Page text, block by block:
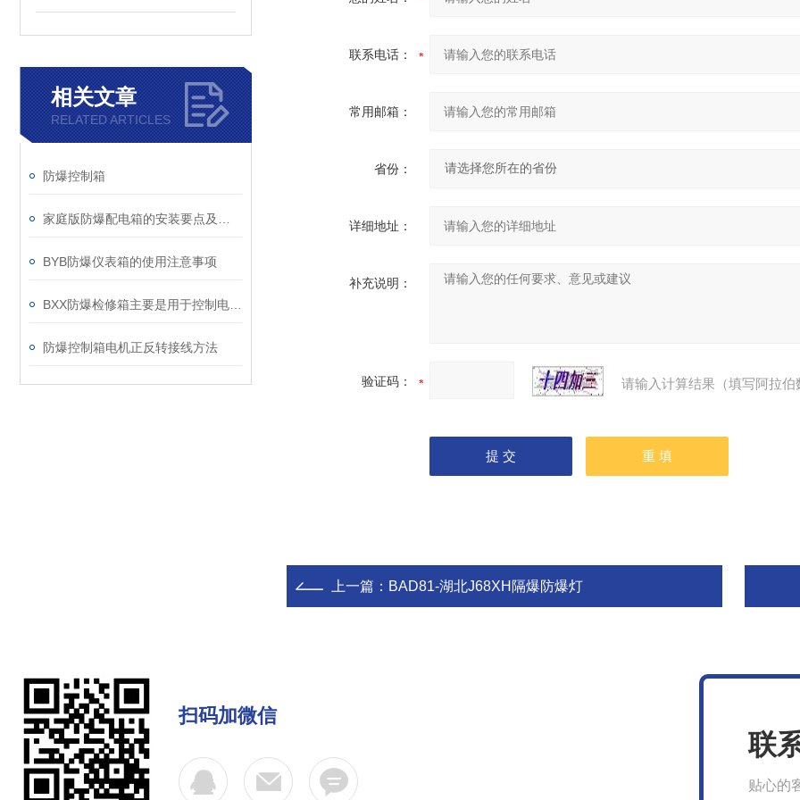
相关文章
RELATED ARTICLES
防爆控制箱
BYB防爆仪表箱的使用注意事项
防爆控制箱电机正反转接线方法
联系电话：
常用邮箱：
省份：
详细地址：
补充说明：
验证码： 请输入计算结果（填写阿拉
上一篇： BAD81-湖北J68XH隔爆防爆灯
扫码加微信
联
贴心的